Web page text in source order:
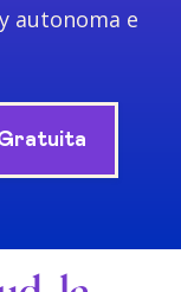
autonoma e